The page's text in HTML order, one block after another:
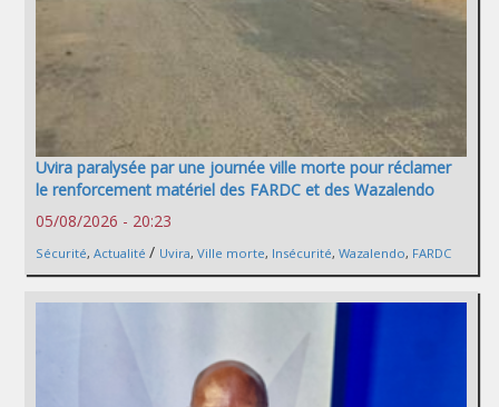
Uvira paralysée par une journée ville morte pour réclamer
le renforcement matériel des FARDC et des Wazalendo
05/08/2026 - 20:23
Sécurité, Actualité / Uvira, Ville morte, Insécurité, Wazalendo, FARDC